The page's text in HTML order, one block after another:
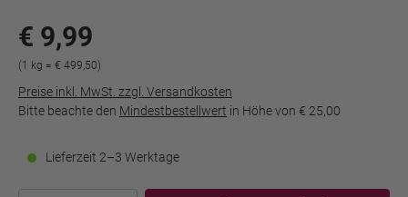
€ 9,99
(1 kg = € 499,50)
Preise inkl. MwSt. zzgl. Versandkosten
Bitte beachte den Mindestbestellwert in Höhe von € 25,00
Lieferzeit 2–3 Werktage